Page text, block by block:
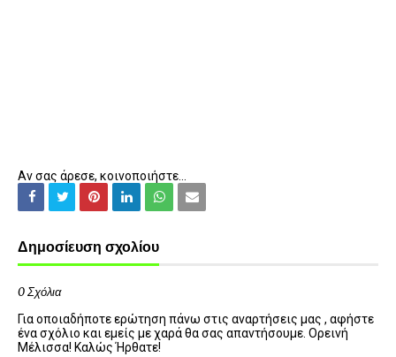
Αν σας άρεσε, κοινοποιήστε...
Δημοσίευση σχολίου
0 Σχόλια
Για οποιαδήποτε ερώτηση πάνω στις αναρτήσεις μας , αφήστε
ένα σχόλιο και εμείς με χαρά θα σας απαντήσουμε. Ορεινή
Μέλισσα! Καλώς Ήρθατε!